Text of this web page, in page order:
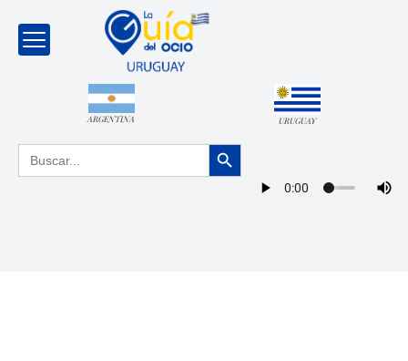
ARGENTINA URUGUAY
Buscar: Botón de búsqueda